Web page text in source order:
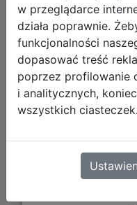
w przeglądarce
działa poprawnie.
funkcjonalności
dopasować treść
poprzez profilowanie
i analitycznych,
wszystkich ciasteczek.